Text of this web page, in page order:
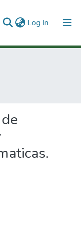
Log In (current)